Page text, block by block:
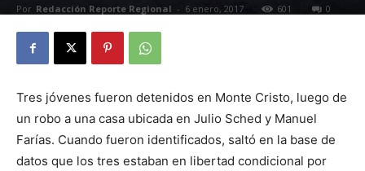
Por Redacción Reporte Regional - 6 enero, 2017 601 0
Tres jóvenes fueron detenidos en Monte Cristo, luego de
un robo a una casa ubicada en Julio Sched y Manuel
Farías. Cuando fueron identificados, saltó en la base de
datos que los tres estaban en libertad condicional por